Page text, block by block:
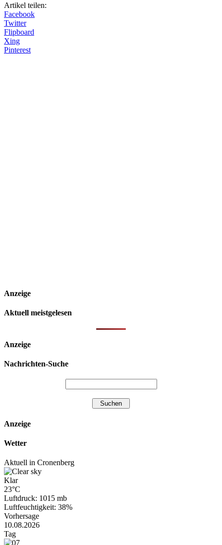
Artikel teilen:
Facebook
Twitter
Flipboard
Xing
Pinterest
Anzeige
Aktuell meistgelesen
Anzeige
Nachrichten-Suche
Anzeige
Wetter
Aktuell in Cronenberg
Klar
23°C
Luftdruck: 1015 mb
Luftfeuchtigkeit: 38%
Vorhersage
10.08.2026
Tag